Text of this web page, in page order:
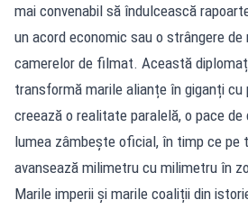
mai convenabil să îndulcească
un acord economic sau o strângere
camerelor de filmat. Această
transformă marile alianțe în giganți cu
creează o realitate paralelă, o pace
lumea zâmbește oficial, în timp ce pe
avansează milimetru cu milimetru în
Marile imperii și marile coaliții din